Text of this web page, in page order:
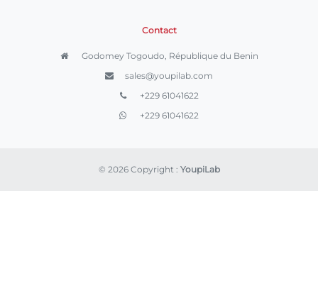
Contact
Godomey Togoudo, République du Benin
sales@youpilab.com
+229 61041622
+229 61041622
© 2026 Copyright : YoupiLab